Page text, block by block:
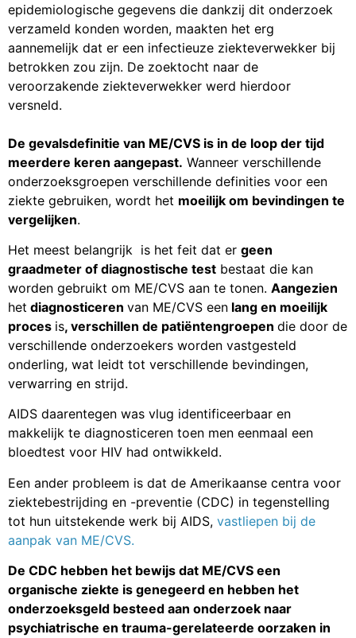
epidemiologische gegevens die dankzij dit onderzoek
verzameld konden worden, maakten het erg
aannemelijk dat er een infectieuze ziekteverwekker bij
betrokken zou zijn. De zoektocht naar de
veroorzakende ziekteverwekker werd hierdoor
versneld.
De gevalsdefinitie van ME/CVS is in de loop der tijd
meerdere keren aangepast. Wanneer verschillende
onderzoeksgroepen verschillende definities voor een
ziekte gebruiken, wordt het moeilijk om bevindingen te
vergelijken.
Het meest belangrijk is het feit dat er geen
graadmeter of diagnostische test bestaat die kan
worden gebruikt om ME/CVS aan te tonen. Aangezien
het diagnosticeren van ME/CVS een lang en moeilijk
proces is, verschillen de patiëntengroepen die door de
verschillende onderzoekers worden vastgesteld
onderling, wat leidt tot verschillende bevindingen,
verwarring en strijd.
AIDS daarentegen was vlug identificeerbaar en
makkelijk te diagnosticeren toen men eenmaal een
bloedtest voor HIV had ontwikkeld.
Een ander probleem is dat de Amerikaanse centra voor
ziektebestrijding en -preventie (CDC) in tegenstelling
tot hun uitstekende werk bij AIDS, vastliepen bij de
aanpak van ME/CVS.
De CDC hebben het bewijs dat ME/CVS een
organische ziekte is genegeerd en hebben het
onderzoeksgeld besteed aan onderzoek naar
psychiatrische en trauma-gerelateerde oorzaken in